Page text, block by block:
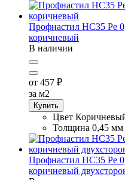
Профнастил НС35 Pe
коричневый
В наличии
от 457 ₽
за м2
Купить
Цвет
Толщина 0,45 мм
Профнастил НС35 Pe
коричневый